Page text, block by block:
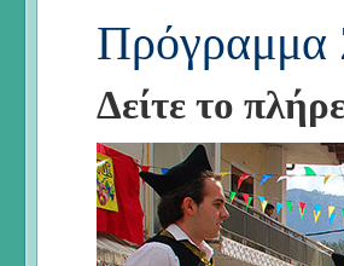
Πρόγραμμα
Δείτε το